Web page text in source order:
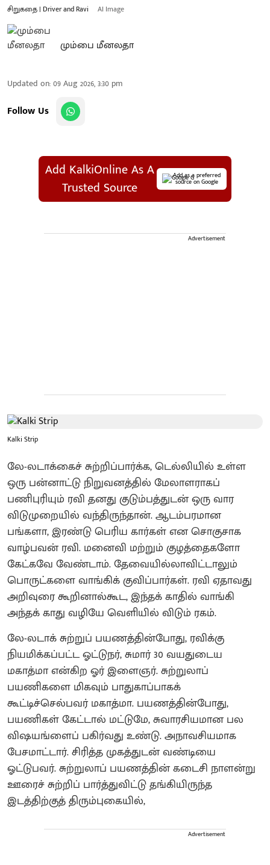
சிறுகதை | Driver and Ravi AI Image
மும்பை மீனலதா
Updated on:09 Aug 2026, 3:30 pm
Follow Us
Add KalkiOnline As A
Trusted Source
Add as a preferred
source on Google
Advertisement
Kalki Strip
லே-லடாக்கைச் சுற்றிப்பார்க்க, டெல்லியில் உள்ள
ஒரு பன்னாட்டு நிறுவனத்தில் மேலாளராகப்
பணிபுரியும் ரவி தனது குடும்பத்துடன் ஒரு வார
விடுமுறையில் வந்திருந்தான். ஆடம்பரமான
பங்களா, இரண்டு பெரிய கார்கள் என சொகுசாக
வாழ்பவன் ரவி. மனைவி மற்றும் குழத்தைகளோ
கேட்கவே வேண்டாம். தேவையில்லாவிட்டாலும்
பொருட்களை வாங்கிக் குவிப்பார்கள். ரவி ஏதாவது
அறிவுரை கூறினால்கூட, இந்தக் காதில் வாங்கி
அந்தக் காது வழியே வெளியில் விடும் ரகம்.
லே-லடாக் சுற்றுப் பயணத்தின்போது, ரவிக்கு
நியமிக்கப்பட்ட ஓட்டுநர், சுமார் 30 வயதுடைய
மகாத்மா என்கிற ஓர் இளைஞர். சுற்றுலாப்
பயணிகளை மிகவும் பாதுகாப்பாகக்
கூட்டிச்செல்பவர் மகாத்மா. பயணத்தின்போது,
பயணிகள் கேட்டால் மட்டுமே, சுவாரசியமான பல
விஷயங்ளைப் பகிர்வது உண்டு. அநாவசியமாக
பேசமாட்டார். சிரித்த முகத்துடன் வண்டியை
ஓட்டுபவர். சுற்றுலாப் பயணத்தின் கடைசி நாளன்று
ஊரைச் சுற்றிப் பார்த்துவிட்டு தங்கியிருந்த
இடத்திற்குத் திரும்புகையில்,
Advertisement